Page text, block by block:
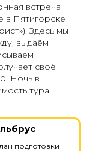
встреча
в Пятигорске
Здесь мы
выдаём
своё
Ночь в
тура.
подготовки